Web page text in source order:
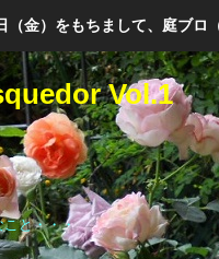
（金）をもちまして、庭ブロ
Vol.1
と・・・